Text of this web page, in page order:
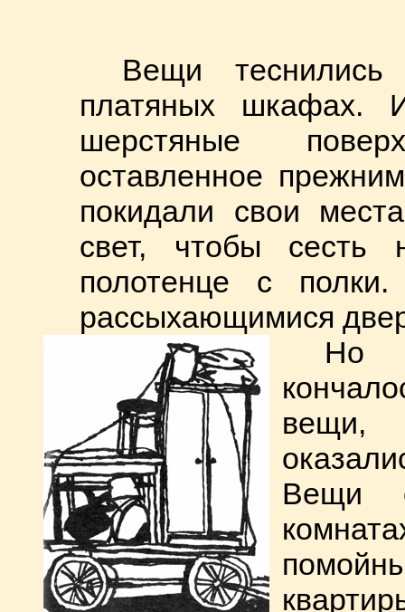
Вещи
платяных шкафах.
шерстяные
оставленное
покидали свои
свет, чтобы сесть
полотенце с
рассыхающимися
Но
вещи,
Вещи